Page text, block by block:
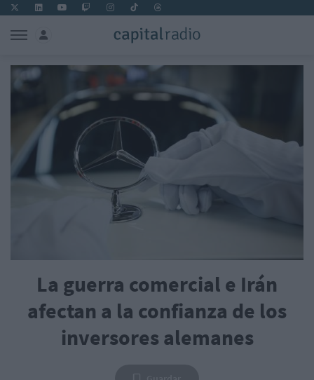
La guerra comercial e Irán
afectan a la confianza de los
inversores alemanes